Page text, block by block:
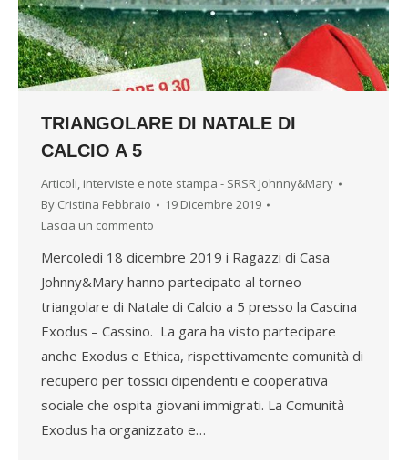
TRIANGOLARE DI NATALE DI
CALCIO A 5
Articoli, interviste e note stampa - SRSR Johnny&Mary
By Cristina Febbraio
19 Dicembre 2019
Lascia un commento
Mercoledì 18 dicembre 2019 i Ragazzi di Casa
Johnny&Mary hanno partecipato al torneo
triangolare di Natale di Calcio a 5 presso la Cascina
Exodus – Cassino. La gara ha visto partecipare
anche Exodus e Ethica, rispettivamente comunità di
recupero per tossici dipendenti e cooperativa
sociale che ospita giovani immigrati. La Comunità
Exodus ha organizzato e…